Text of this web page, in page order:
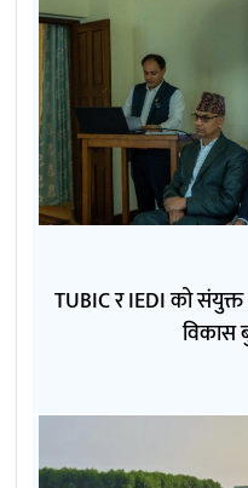
TUBIC र IEDI को संयुक्त
विकास